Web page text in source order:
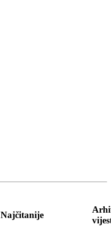
Najčitanije